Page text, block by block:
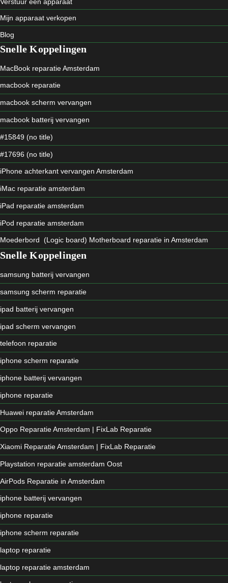
Mijn apparaat verkopen
Blog
Snelle Koppelingen
MacBook reparatie Amsterdam
macbook reparatie
macbook scherm vervangen
macbook batterij vervangen
#15849 (no title)
#17696 (no title)
iPhone achterkant vervangen Amsterdam
iMac reparatie amsterdam
iPad reparatie amsterdam
iPod reparatie amsterdam
Moederbord (Logic board) Motherboard reparatie in Amsterdam
Snelle Koppelingen
samsung batterij vervangen
samsung scherm reparatie
ipad batterij vervangen
ipad scherm vervangen
telefoon reparatie
iphone scherm reparatie
iphone batterij vervangen
iphone reparatie
Huawei reparatie Amsterdam
Oppo Reparatie Amsterdam | FixLab Reparatie
Xiaomi Reparatie Amsterdam | FixLab Reparatie
Playstation reparatie amsterdam Oost
AirPods Reparatie in Amsterdam
iphone batterij vervangen
iphone reparatie
iphone scherm reparatie
laptop reparatie
laptop reparatie amsterdam